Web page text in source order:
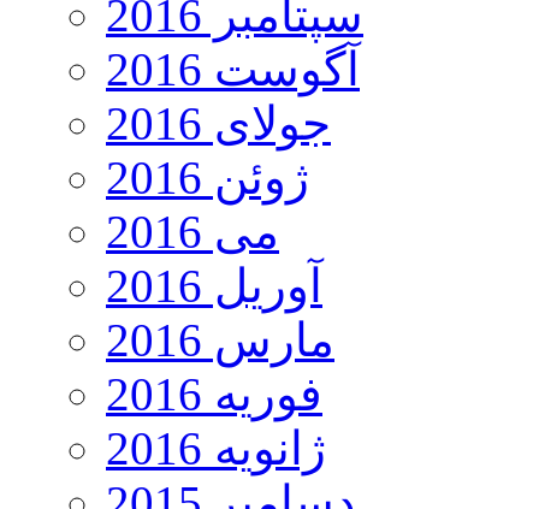
سپتامبر 2016
آگوست 2016
جولای 2016
ژوئن 2016
می 2016
آوریل 2016
مارس 2016
فوریه 2016
ژانویه 2016